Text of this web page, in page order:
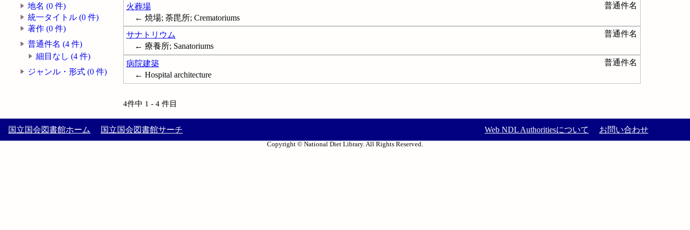
地名 (0 件)
統一タイトル (0 件)
著作 (0 件)
普通件名 (4 件)
細目なし (4 件)
ジャンル・形式 (0 件)
火葬場
普通件名
← 焼場; 荼毘所; Crematoriums
サナトリウム
普通件名
← 療養所; Sanatoriums
病院建築
普通件名
← Hospital architecture
4件中 1 - 4 件目
国立国会図書館ホーム 国立国会図書館サーチ Web NDL Authoritiesについて お問い合わせ
Copyright © National Diet Library. All Rights Reserved.